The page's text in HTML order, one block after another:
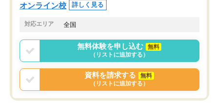
オンライン校 詳しく見る
対応エリア 全国
無料体験を申し込む
無料
（リストに追加する）
資料を請求する
無料
（リストに追加する）